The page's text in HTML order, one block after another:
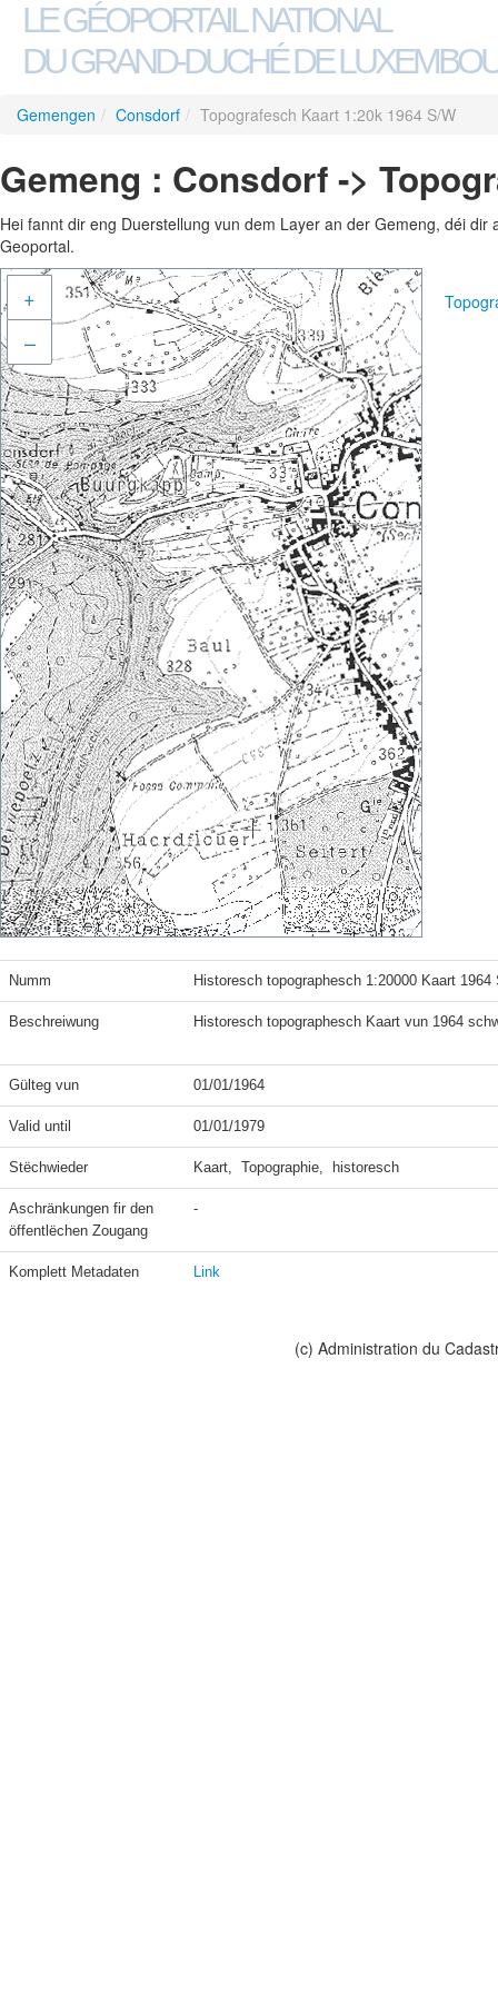
LE GÉOPORTAIL NATIONAL
DU GRAND-DUCHÉ DE
Gemengen / Consdorf / Topografesch Kaart 1:20k 1964 S/W
Gemeng : Consdorf ->
Hei fannt dir eng Duerstellung vun dem Layer an der Gemeng, déi
Geoportal.
+
–
Numm Historesch topographesch 1:20000 Kaart 1964
Beschreiwung Historesch topographesch Kaart vun 1964
Gülteg vun 01/01/1964
Valid until 01/01/1979
Stëchwieder Kaart,  Topographie,  historesch
Aschränkungen fir den
öffentlëchen Zougang
-
Komplett Metadaten Link
(c) Administration du